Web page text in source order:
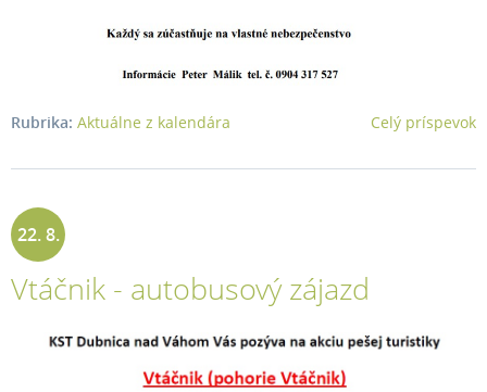
Celý príspevok
Rubrika: Aktuálne z kalendára
22. 8.
2026
Vtáčnik - autobusový zájazd